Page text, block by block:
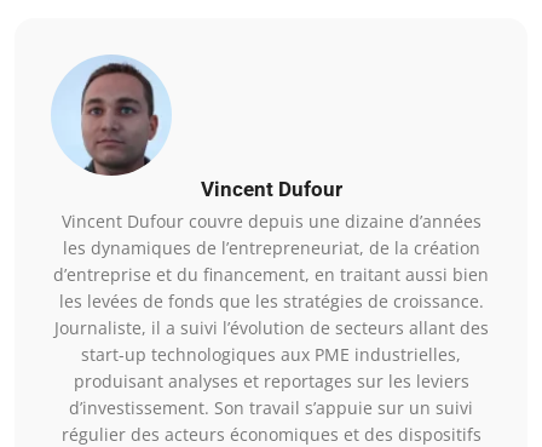
Vincent Dufour
Vincent Dufour couvre depuis une dizaine d’années
les dynamiques de l’entrepreneuriat, de la création
d’entreprise et du financement, en traitant aussi bien
les levées de fonds que les stratégies de croissance.
Journaliste, il a suivi l’évolution de secteurs allant des
start-up technologiques aux PME industrielles,
produisant analyses et reportages sur les leviers
d’investissement. Son travail s’appuie sur un suivi
régulier des acteurs économiques et des dispositifs